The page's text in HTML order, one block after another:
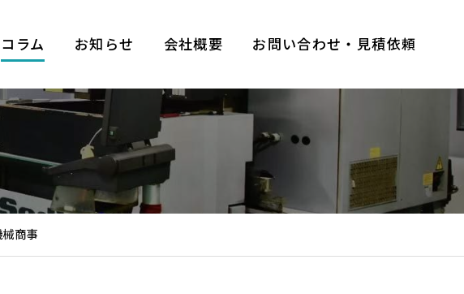
コラム お知らせ 会社概要 お問い合わせ・見積依頼
商事